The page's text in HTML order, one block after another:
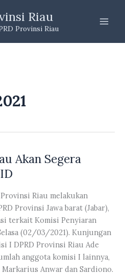
Riau
Provinsi Riau
Akan Segera
Riau melakukan
Provinsi Jawa barat (Jabar),
terkait Komisi Penyiaran
(02/03/2021). Kunjungan
I DPRD Provinsi Riau Ade
anggota komisi I lainnya,
Anwar dan Sardiono.